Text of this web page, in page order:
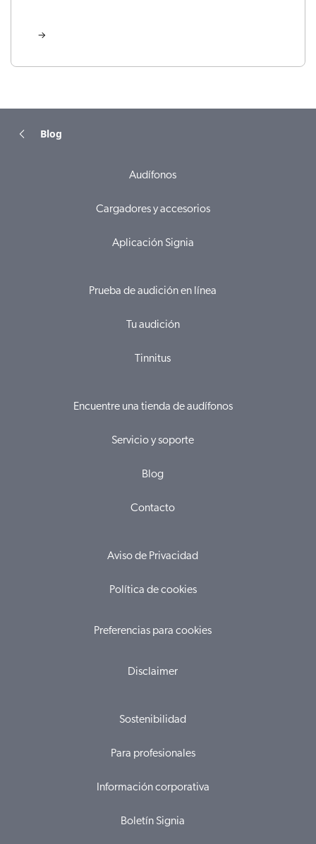
Blog
Audífonos
Cargadores y accesorios
Aplicación Signia
Prueba de audición en línea
Tu audición
Tinnitus
Encuentre una tienda de audífonos
Servicio y soporte
Blog
Contacto
Aviso de Privacidad
Política de cookies
Preferencias para cookies
Disclaimer
Sostenibilidad
Para profesionales
Información corporativa
Boletín Signia